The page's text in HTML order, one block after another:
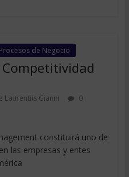
Procesos de Negocio
Laurentiis Gianni
0
constituirá uno de
las empresas y entes